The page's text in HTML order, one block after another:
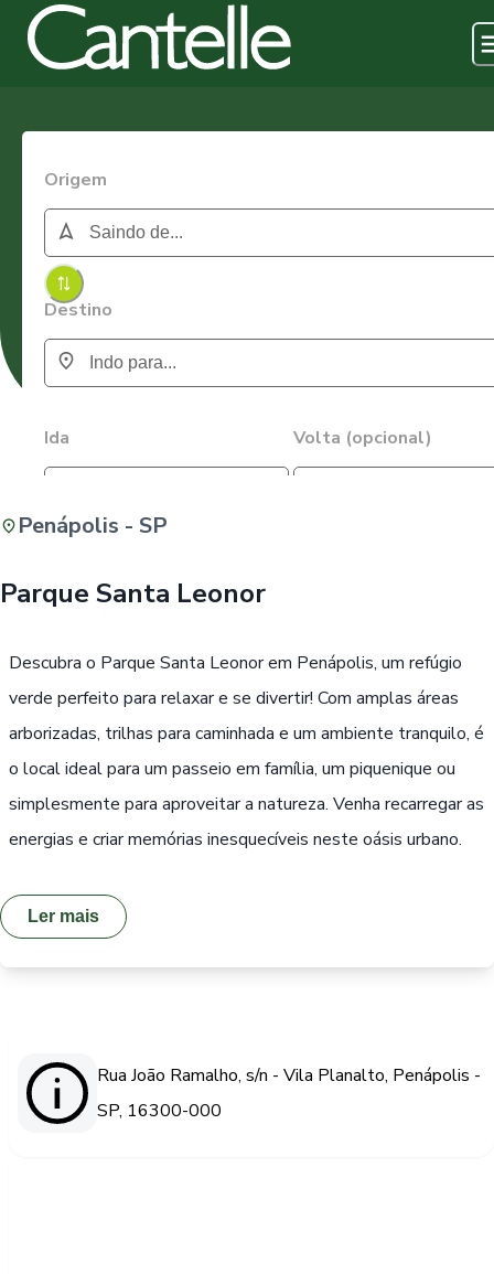
Origem
Destino
Ida Volta (opcional)
Penápolis - SP
Parque Santa Leonor
Descubra o Parque Santa Leonor em Penápolis, um refúgio
verde perfeito para relaxar e se divertir! Com amplas áreas
arborizadas, trilhas para caminhada e um ambiente tranquilo, é
o local ideal para um passeio em família, um piquenique ou
simplesmente para aproveitar a natureza. Venha recarregar as
energias e criar memórias inesquecíveis neste oásis urbano.
Ler mais
Rua João Ramalho, s/n - Vila Planalto, Penápolis -
SP, 16300-000